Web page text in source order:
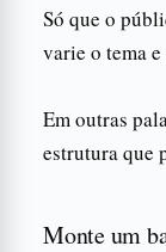
Só que o
varie o tema
Em outras
estrutura que
Monte um